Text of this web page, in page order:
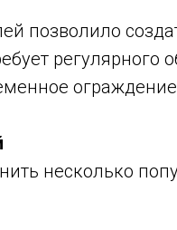
позволило
регулярного
несколько